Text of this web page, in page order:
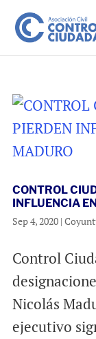
CONTROL
INFLUENCIA
Sep 4, 2020|
Control
Nicolás
ejecutivo